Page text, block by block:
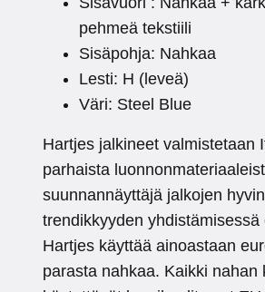
pehmeä tekstiili
Sisäpohja: Nahkaa
Lesti: H (leveä)
Väri: Steel Blue
Hartjes jalkineet valmistetaan
parhaista
suunnannäyttäjä jalkojen
trendikkyyden yhdistämisessä
Hartjes käyttää ainoastaan
parasta nahkaa. Kaikki nahan